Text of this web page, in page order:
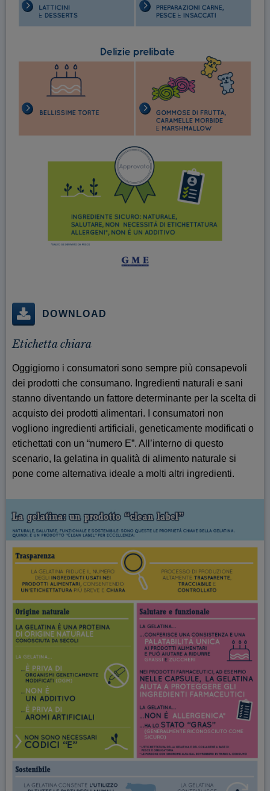
DOWNLOAD
Etichetta chiara
Oggigiorno i consumatori sono sempre più consapevoli
dei prodotti che consumano. Ingredienti naturali e sani
stanno diventando un fattore determinante per la scelta di
acquisto dei prodotti alimentari. I consumatori non
vogliono ingredienti artificiali, geneticamente modificati o
etichettati con un “numero E”. All’interno di questo
scenario, la gelatina in qualità di alimento naturale si
pone come alternativa ideale a molti altri ingredienti.